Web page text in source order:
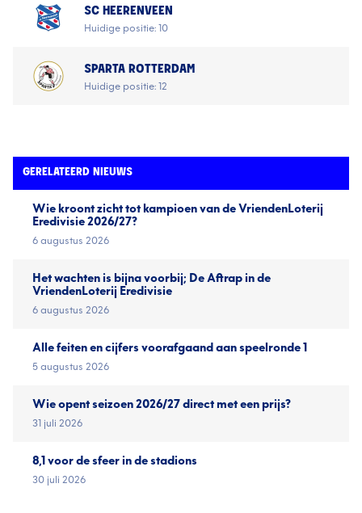
SC HEERENVEEN
Huidige positie: 10
SPARTA ROTTERDAM
Huidige positie: 12
GERELATEERD NIEUWS
Wie kroont zicht tot kampioen van de VriendenLoterij
Eredivisie 2026/27?
6 augustus 2026
Het wachten is bijna voorbij; De Aftrap in de
VriendenLoterij Eredivisie
6 augustus 2026
Alle feiten en cijfers voorafgaand aan speelronde 1
5 augustus 2026
Wie opent seizoen 2026/27 direct met een prijs?
31 juli 2026
8,1 voor de sfeer in de stadions
30 juli 2026